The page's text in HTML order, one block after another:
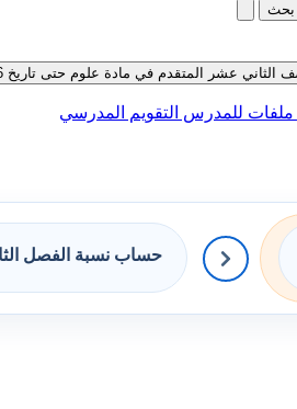
بحث
عشر المتقدم في مادة علوم حتى تاريخ 06-08-2026
ملفات للمدرس التقويم المدرسي
حساب نسبة الفصل